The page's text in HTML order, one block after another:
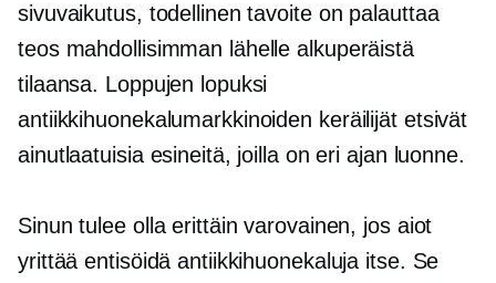
sivuvaikutus, todellinen tavoite on palauttaa
teos mahdollisimman lähelle alkuperäistä
tilaansa. Loppujen lopuksi
antiikkihuonekalumarkkinoiden keräilijät etsivät
ainutlaatuisia esineitä, joilla on eri ajan luonne.
Sinun tulee olla erittäin varovainen, jos aiot
yrittää entisöidä antiikkihuonekaluja itse. Se